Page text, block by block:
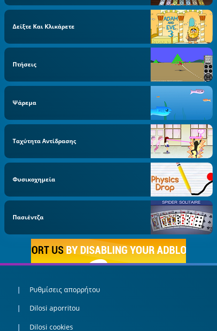
Δείξτε Και Κλικάρετε
Πτήσεις
Ψάρεμα
Ταχύτητα Αντίδρασης
Φυσικοχημεία
Πασιέντζα
Ρυθμίσεις απορρήτου
Dilosi aporritou
Dilosi cookies